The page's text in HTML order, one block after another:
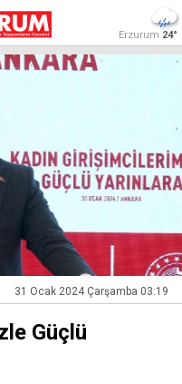
Erzurum 24°
31 Ocak 2024 Çarşamba 03:19
Güçlü